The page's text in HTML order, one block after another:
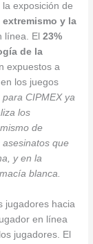
exposición de
extremismo y la
línea. El23%
de la
expuestos a
los juegos
CIPMEX ya
los
de
que
y en la
blanca.
jugadores hacia
en línea
jugadores. El